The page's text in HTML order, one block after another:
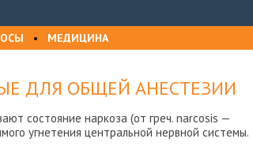
• МЕДИЦИНА
ДЛЯ ОБЩЕЙ АНЕСТЕЗИИ
состояние наркоза (от греч. narcosis —
угнетения центральной нервной системы.